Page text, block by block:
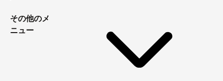
その他のメ
ニュー